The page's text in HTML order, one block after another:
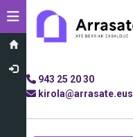
Toggle navigation
943 25 20 30
kirola@arrasate.eus